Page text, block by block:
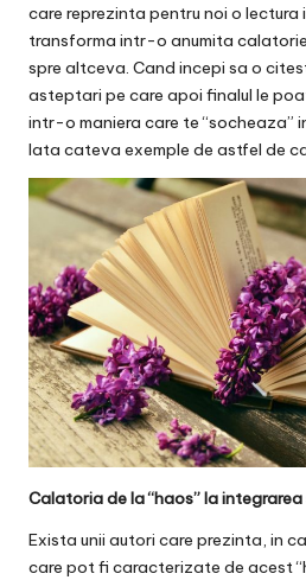
care reprezinta pentru noi o lectura
transforma intr-o anumita
spre altceva. Cand incepi sa o
asteptari pe care apoi finalul le
intr-o maniera care te “socheaza”
Iata cateva exemple de astfel de
Calatoria de la “haos” la
Exista unii autori care prezinta, in
care pot fi caracterizate de acest